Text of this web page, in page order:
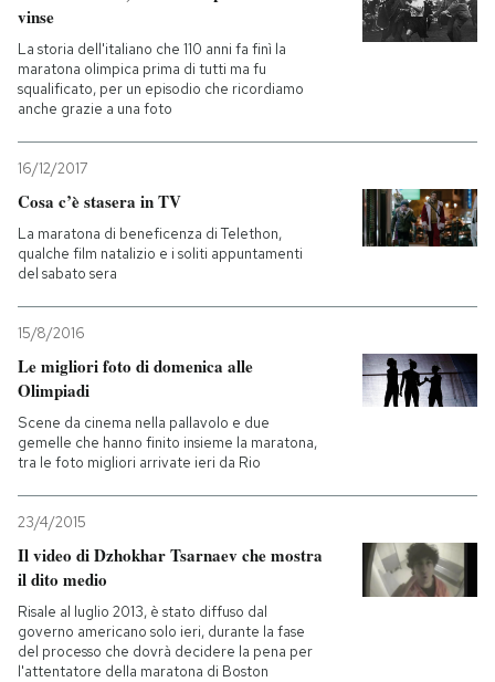
vinse
La storia dell'italiano che 110 anni fa finì la
maratona olimpica prima di tutti ma fu
squalificato, per un episodio che ricordiamo
anche grazie a una foto
16/12/2017
Cosa c’è stasera in TV
La maratona di beneficenza di Telethon,
qualche film natalizio e i soliti appuntamenti
del sabato sera
15/8/2016
Le migliori foto di domenica alle
Olimpiadi
Scene da cinema nella pallavolo e due
gemelle che hanno finito insieme la maratona,
tra le foto migliori arrivate ieri da Rio
23/4/2015
Il video di Dzhokhar Tsarnaev che mostra
il dito medio
Risale al luglio 2013, è stato diffuso dal
governo americano solo ieri, durante la fase
del processo che dovrà decidere la pena per
l'attentatore della maratona di Boston